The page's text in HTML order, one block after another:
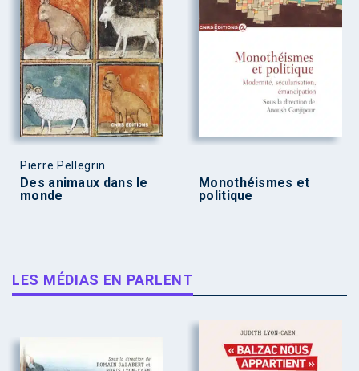
Pierre Pellegrin
Des animaux dans le
monde
Monothéismes et
politique
LES MÉDIAS EN PARLENT